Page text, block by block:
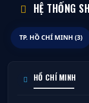
HỆ THỐNG
TP. HỒ CHÍ MINH (3)
HỒ CHÍ MINH